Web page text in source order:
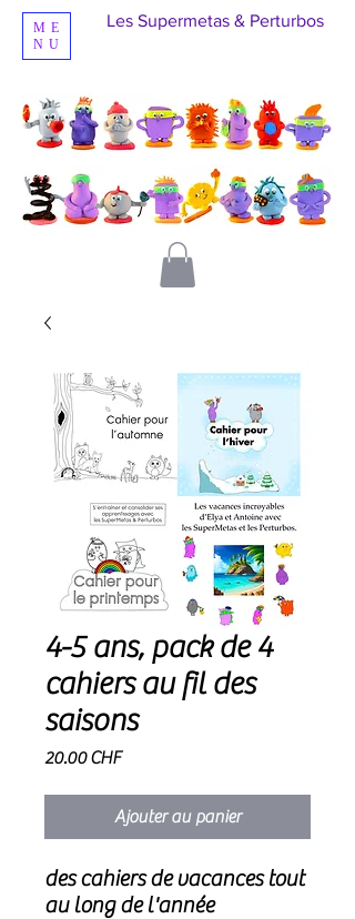
ME
NU
Les Supermetas & Perturbos
4-5 ans, pack de 4
cahiers au fil des
saisons
20.00 CHFPrix
Ajouter au panier
des cahiers de vacances tout
au long de l'année